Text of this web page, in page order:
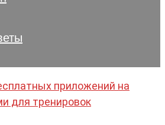
приложений на
для тренировок